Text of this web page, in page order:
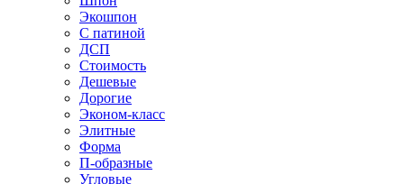
Экошпон
С патиной
ДСП
Стоимость
Дешевые
Дорогие
Эконом-класс
Элитные
Форма
П-образные
Угловые